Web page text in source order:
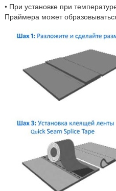
• При установке при
Праймера может